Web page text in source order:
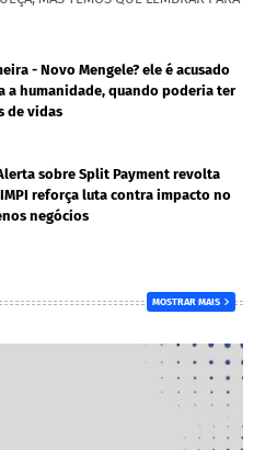
- Novo Mengele? ele é acusado
a humanidade, quando poderia ter
de vidas
sobre Split Payment revolta
reforça luta contra impacto no
negócios
MOSTRAR MAIS